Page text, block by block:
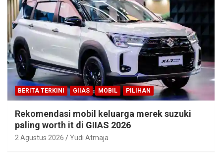
BERITA TERKINI GIIAS MOBIL PILIHAN
Rekomendasi mobil keluarga merek suzuki
paling worth it di GIIAS 2026
2 Agustus 2026 Yudi Atmaja